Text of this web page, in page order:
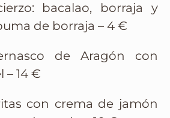
bacalao, borraja y
de borraja – 4 €
de Aragón con
– 14 €
con crema de jamón